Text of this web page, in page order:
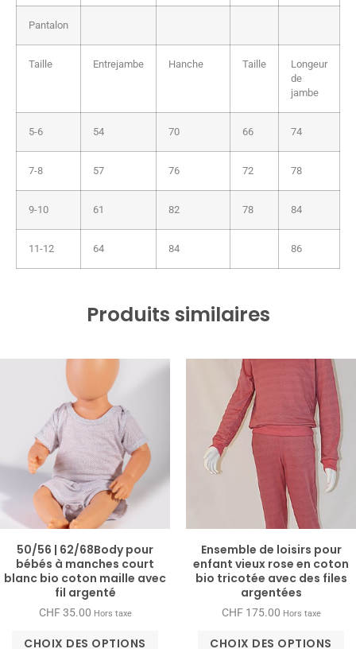
Pantalon
Taille Entrejambe Hanche Taille
Longeur
de
jambe
5-6 54 70 66 74
7-8 57 76 72 78
9-10 61 82 78 84
11-12 64 84 86
Produits similaires
50/56 | 62/68Body pour
bébés à manches court
blanc bio coton maille avec
fil argenté
CHF35.00 Hors taxe
CHOIX DES OPTIONS
Ensemble de loisirs pour
enfant vieux rose en coton
bio tricotée avec des files
argentées
CHF175.00 Hors taxe
CHOIX DES OPTIONS